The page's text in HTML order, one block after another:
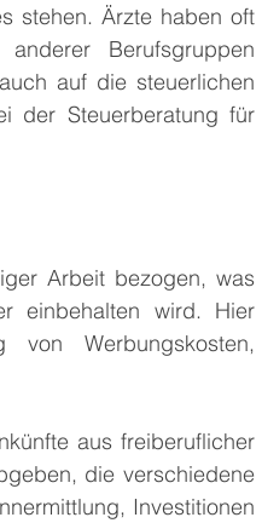
stehen. Ärzte haben oft
Berufsgruppen
auf die steuerlichen
der Steuerberatung für
Arbeit bezogen, was
einbehalten wird. Hier
Werbungskosten,
aus freiberuflicher
die verschiedene
Investitionen